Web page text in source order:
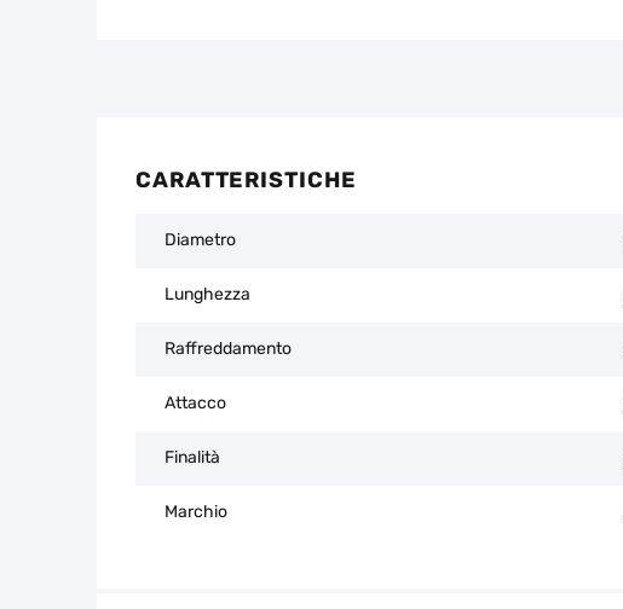
CARATTERISTICHE
Diametro
Lunghezza
Raffreddamento
Attacco
Finalità
Marchio